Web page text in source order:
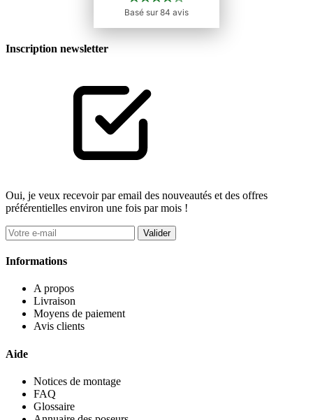
Inscription newsletter
Oui, je veux recevoir par email des nouveautés et des offres
préférentielles environ une fois par mois !
Valider
Informations
A propos
Livraison
Moyens de paiement
Avis clients
Aide
Notices de montage
FAQ
Glossaire